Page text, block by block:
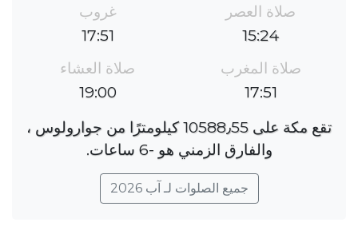
صلاة العصر
15:24
غروب
17:51
صلاة المغرب
17:51
صلاة العشاء
19:00
تقع مكة على 10588٫55 كيلومترًا من جوارولوس ،
والفارق الزمني هو ؜-6 ساعات.
جميع الصلوات لـ آب 2026